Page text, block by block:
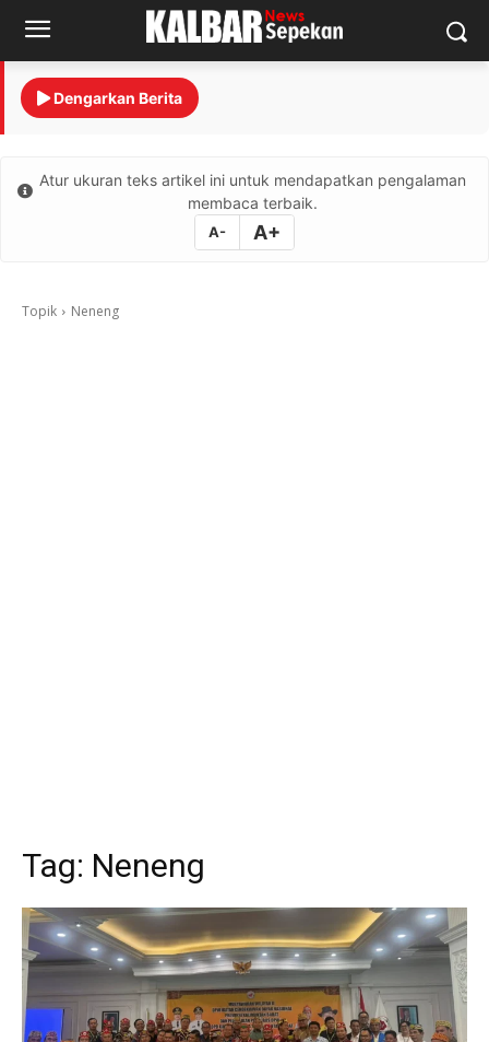
Dengarkan Berita
Atur ukuran teks artikel ini untuk mendapatkan pengalaman
membaca terbaik.
A- A+
Topik Neneng
Tag: Neneng